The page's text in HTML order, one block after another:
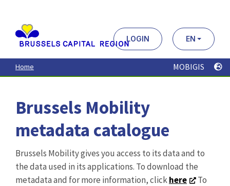
contenu
principal
LOGIN EN
Home MOBIGIS
Brussels Mobility
metadata catalogue
Brussels Mobility gives you access to its data and to
the data used in its applications. To download the
metadata and for more information, clickhere
To